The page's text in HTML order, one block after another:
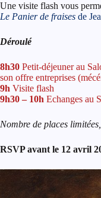
Une visite flash vous
Le Panier de fraises de
Déroulé
8h30 Petit-déjeuner au
son offre entreprises
9h Visite flash
9h30 – 10h Echanges au
Nombre de places
RSVP avant le 12 avril